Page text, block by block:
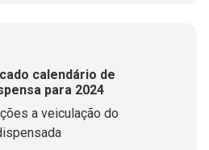
calendário de
para 2024
a veiculação do